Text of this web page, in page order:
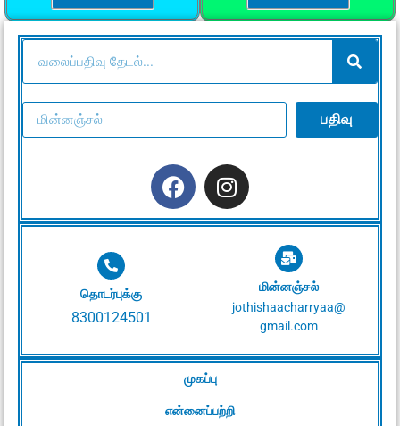
முகப்பு
என்னைப்பற்றி
தொடர்புக்கு
8300124501
மின்னஞ்சல்
jothishaacharryaa@
gmail.com
பதிவு